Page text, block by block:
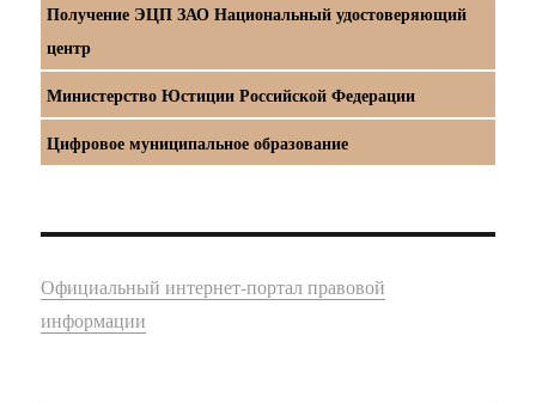
Получение ЭЦП ЗАО Национальный удостоверяющий
центр
Министерство Юстиции Российской Федерации
Цифровое муниципальное образование
Официальный интернет-портал правовой
информации